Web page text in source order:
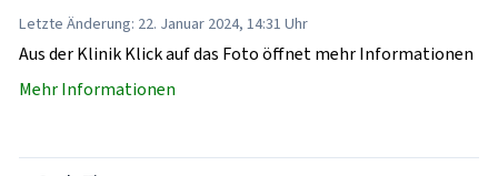
Letzte Änderung: 22. Januar 2024, 14:31 Uhr
Aus der Klinik Klick auf das Foto öffnet mehr Informationen
Mehr Informationen